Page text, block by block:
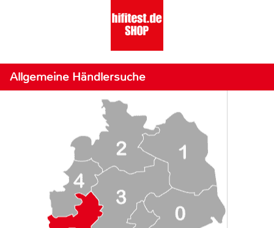
Allgemeine Händlersuche